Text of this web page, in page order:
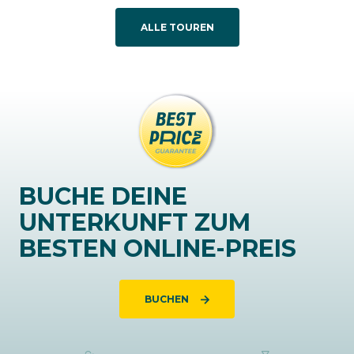
ALLE TOUREN
BUCHE DEINE
UNTERKUNFT ZUM
BESTEN ONLINE-PREIS
BUCHEN